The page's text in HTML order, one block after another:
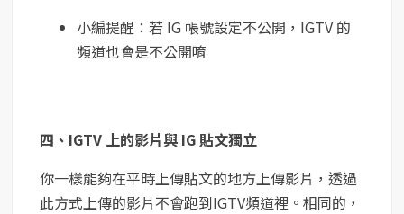
小編提醒：若 IG 帳號設定不公開，IGTV 的
頻道也會是不公開唷
四、IGTV 上的影片與 IG 貼文獨立
你一樣能夠在平時上傳貼文的地方上傳影片，透過
此方式上傳的影片不會跑到IGTV頻道裡。相同的，